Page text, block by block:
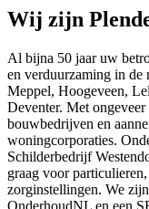
Wij zijn
Al bijna 50 jaar uw
en verduurzaming in de
Meppel, Hoogeveen,
Deventer. Met
bouwbedrijven en
woningcorporaties.
Schilderbedrijf
graag voor
zorginstellingen. We